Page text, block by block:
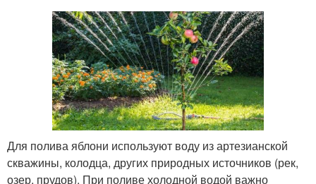
Для полива яблони используют воду из артезианской
скважины, колодца, других природных источников (рек,
озер, прудов). При поливе холодной водой важно